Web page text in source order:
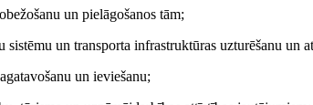
un pielāgošanos tām;
sistēmu un transporta infrastruktūras uzturēšanu un
un ieviešanu;